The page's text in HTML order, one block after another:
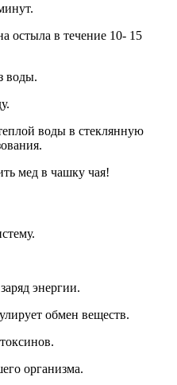
остыла в течение 10- 15
воды.
воды в стеклянную
мед в чашку чая!
энергии.
обмен веществ.
организма.